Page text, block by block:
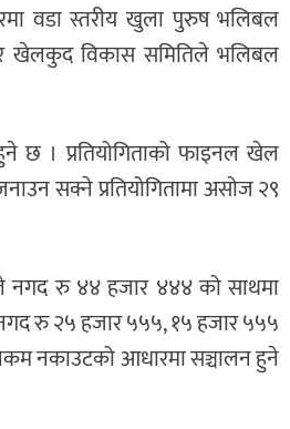
वडा स्तरीय खुला पुरुष भलिबल
खेलकुद विकास समितिले भलिबल
छ । प्रतियोगिताको फाइनल खेल
सक्ने प्रतियोगितामा असोज २९
नगद रु ४४ हजार ४४४ को साथमा
नगद रु २५ हजार ५५५, १५ हजार ५५५
नकाउटको आधारमा सञ्चालन हुने